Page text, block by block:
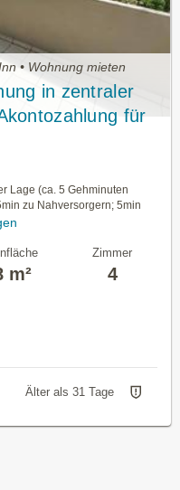
• Wohnung mieten
in zentraler
für
Lage (ca. 5 Gehminuten
zu Nahversorgern; 5min
m²
Zimmer
4
Älter als 31 Tage